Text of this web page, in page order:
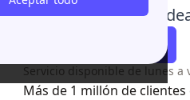
Encuentra la tarifa
Servicio disponible de lunes a
Más de 1 millón de